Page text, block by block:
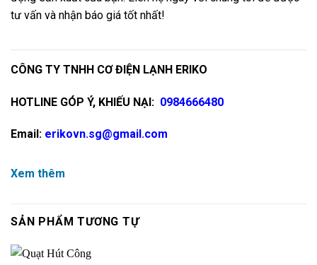
tư vấn và nhận báo giá tốt nhất!
CÔNG TY TNHH CƠ ĐIỆN LẠNH ERIKO
HOTLINE GÓP Ý, KHIẾU NẠI: 0984666480
Email: erikovn.sg@gmail.com
Xem thêm
SẢN PHẨM TƯƠNG TỰ